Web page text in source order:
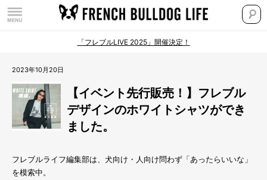
「フレブルLIVE 2025」開催決定！
2023年10月20日
【イベント先行販売！】フレブル
デザインのホワイトシャツができ
ました。
フレブルライフ編集部は、犬向け・人向け問わず「あったらいいな」
を模索中。